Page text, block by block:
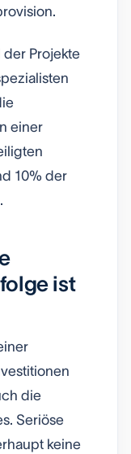
Projekte
einer
10% der
ist
die
Seriöse
keine